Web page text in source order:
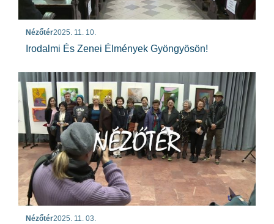
Nézőtér2025. 11. 10.
Irodalmi És Zenei Élmények Gyöngyösön!
Nézőtér2025. 11. 03.